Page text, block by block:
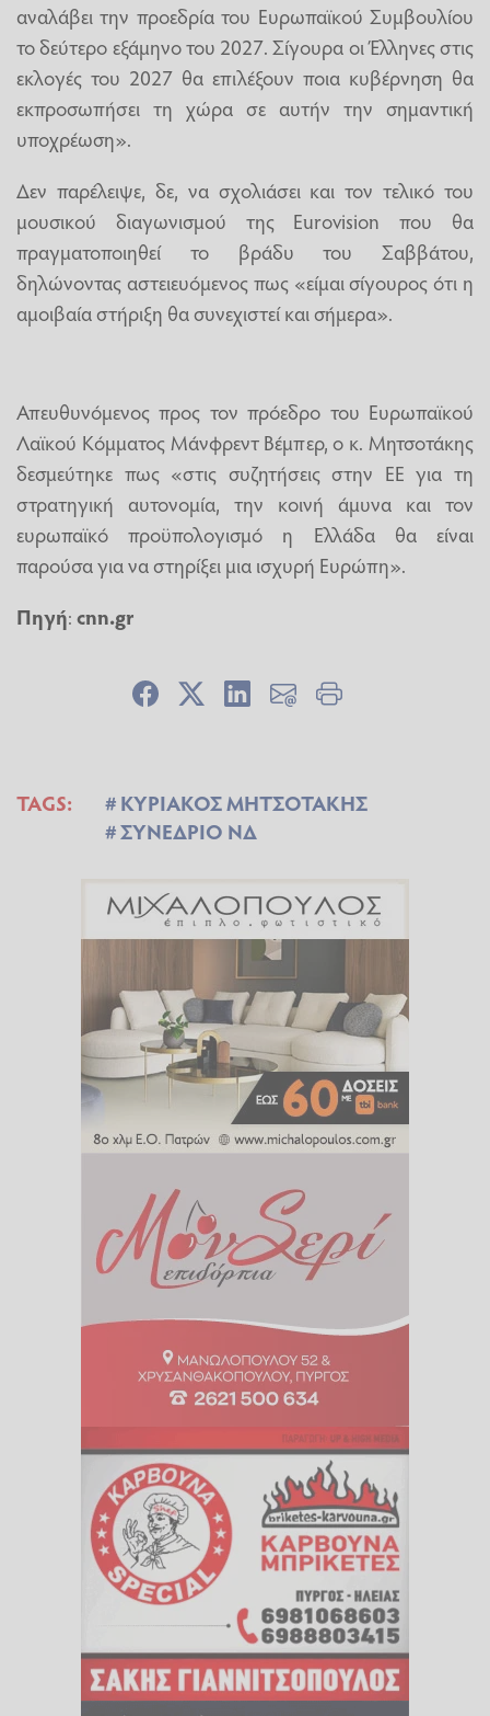
αναλάβει την προεδρία του Ευρωπαϊκού Συμβουλίου
το δεύτερο εξάμηνο του 2027. Σίγουρα οι Έλληνες στις
εκλογές του 2027 θα επιλέξουν ποια κυβέρνηση θα
εκπροσωπήσει τη χώρα σε αυτήν την σημαντική
υποχρέωση».
Δεν παρέλειψε, δε, να σχολιάσει και τον τελικό του
μουσικού διαγωνισμού της Eurovision που θα
πραγματοποιηθεί το βράδυ του Σαββάτου,
δηλώνοντας αστειευόμενος πως «είμαι σίγουρος ότι η
αμοιβαία στήριξη θα συνεχιστεί και σήμερα».
Απευθυνόμενος προς τον πρόεδρο του Ευρωπαϊκού
Λαϊκού Κόμματος Μάνφρεντ Βέμπερ, ο κ. Μητσοτάκης
δεσμεύτηκε πως «στις συζητήσεις στην ΕΕ για τη
στρατηγική αυτονομία, την κοινή άμυνα και τον
ευρωπαϊκό προϋπολογισμό η Ελλάδα θα είναι
παρούσα για να στηρίξει μια ισχυρή Ευρώπη».
Πηγή:cnn.gr
TAGS:
ΚΥΡΙΑΚΟΣ ΜΗΤΣΟΤΑΚΗΣ
ΣΥΝΕΔΡΙΟ ΝΔ